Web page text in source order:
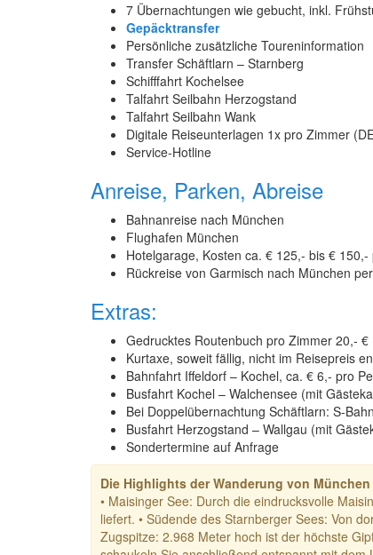
7 Übernachtungen wie gebucht, inkl.
Gepäcktransfer
Persönliche zusätzliche Toureninformation
Transfer Schäftlarn – Starnberg
Schifffahrt Kochelsee
Talfahrt Seilbahn Herzogstand
Talfahrt Seilbahn Wank
Digitale Reiseunterlagen 1x pro Zimmer
Service-Hotline
Anreise, Parken, Abreise
Bahnanreise nach München
Flughafen München
Hotelgarage, Kosten ca. € 125,- bis €
Rückreise von Garmisch nach München
Extras:
Gedrucktes Routenbuch pro Zimmer 20,- €
Kurtaxe, soweit fällig, nicht im Reisepreis
Bahnfahrt Iffeldorf – Kochel, ca. € 6,- pro
Busfahrt Kochel – Walchensee (mit
Bei Doppelübernachtung Schäftlarn: S-
Busfahrt Herzogstand – Wallgau (mit
Sondertermine auf Anfrage
Die Highlights der Wanderung von
• Maisinger See: Durch die eindrucksvolle
liefert. • Südende des Starnberger Sees: Von
Zugspitze: 2.968 Meter hoch ist der höchste